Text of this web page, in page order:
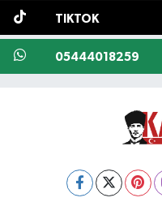
TIKTOK
05444018259